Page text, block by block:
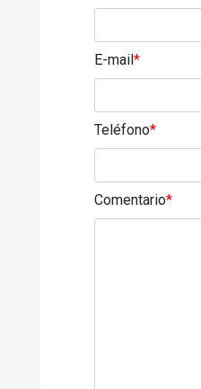
E-mail*
Teléfono*
Comentario*